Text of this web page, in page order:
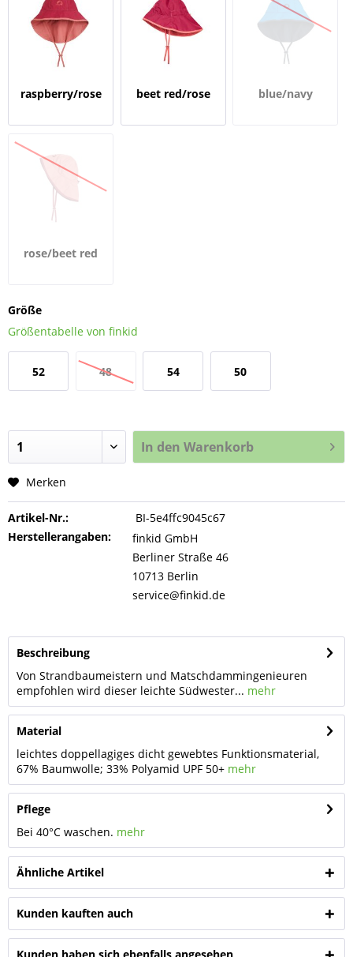
raspberry/rose beet red/rose blue/navy
rose/beet red
Größe
Größentabelle von finkid
52 48 54 50
In den Warenkorb
Merken
Artikel-Nr.:
BI-5e4ffc9045c67
Herstellerangaben:
finkid GmbH
Berliner Straße 46
10713 Berlin
service@finkid.de
Beschreibung
Von Strandbaumeistern und Matschdammingenieuren
empfohlen wird dieser leichte Südwester... mehr
Material
leichtes doppellagiges dicht gewebtes Funktionsmaterial,
67% Baumwolle; 33% Polyamid UPF 50+ mehr
Pflege
Bei 40°C waschen. mehr
Ähnliche Artikel
Kunden kauften auch